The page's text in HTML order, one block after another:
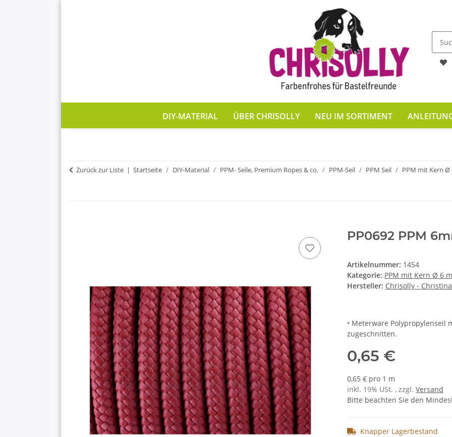
DIY-MATERIAL ÜBER CHRISOLLY NEU IM SORTIMENT
Zurück zur Liste Startseite DIY-Material PPM- Seile, Premium Ropes & co. PPM-Seil PPM Seil PPM mit Kern Ø
PP0692 PPM
Artikelnummer: 1454
Kategorie: PPM mit Kern Ø 6
Hersteller: Chrisolly -
• Meterware Polypropylenseil
zugeschnitten.
0,65 €
0,65 € pro 1 m
inkl. 19% USt. , zzgl. Versand
Bitte beachten Sie den
Knapper Lagerbestand